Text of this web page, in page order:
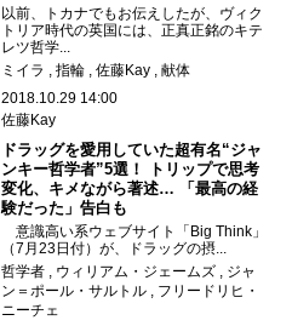
以前、トカナでもお伝えしたが、ヴィク
トリア時代の英国には、正真正銘のキテ
レツ哲学...
ミイラ
指輪 佐藤Kay
献体
2018.10.29 14:00
佐藤Kay
ドラッグを愛用していた超有名“ジャ
ンキー哲学者”5選！ トリップで思考
変化、キメながら著述… 「最高の経
験だった」告白も
意識高い系ウェブサイト「Big Think」
（7月23日付）が、ドラッグの摂...
哲学者
ウィリアム・ジェームズ
ジャ
ン＝ポール・サルトル
フリードリヒ・
ニーチェ